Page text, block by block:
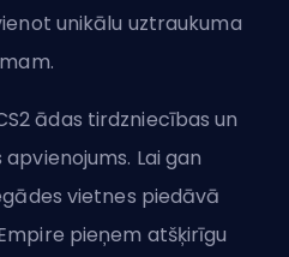
unikālu uztraukuma
ādas tirdzniecības un
Lai gan
vietnes piedāvā
pieņem atšķirīgu